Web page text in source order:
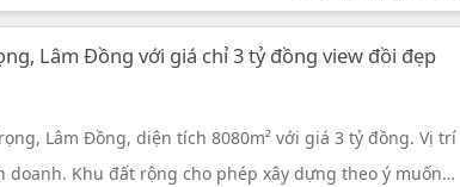
Lâm Đồng với giá chỉ 3 tỷ đồng view đồi đẹp
Lâm Đồng, diện tích 8080m² với giá 3 tỷ đồng. Vị trí
Khu đất rộng cho phép xây dựng theo ý muốn,